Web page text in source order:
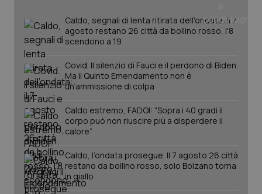
Caldo, segnali di lenta ritirata dell'ondata: il 7
agosto restano 26 città da bollino rosso, l'8
scendono a 19
Covid. Il silenzio di Fauci e il perdono di Biden.
Ma il Quinto Emendamento non è
un’ammissione di colpa
Caldo estremo, FADOI: “Sopra i 40 gradi il
corpo può non riuscire più a disperdere il
calore”
Caldo, l’ondata prosegue. Il 7 agosto 26 città
restano da bollino rosso, solo Bolzano torna
in giallo